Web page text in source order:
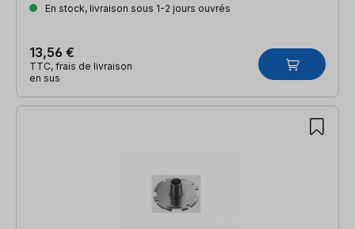
En stock, livraison sous 1-2 jours ouvrés
13,56 €
TTC, frais de livraison
en sus